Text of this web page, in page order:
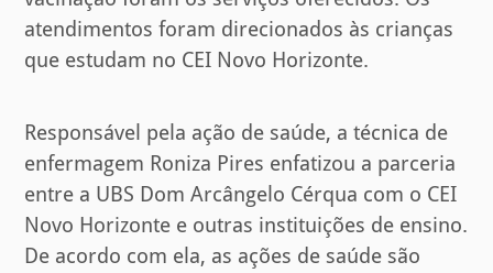
atendimentos foram direcionados às crianças
que estudam no CEI Novo Horizonte.
Responsável pela ação de saúde, a técnica de
enfermagem Roniza Pires enfatizou a parceria
entre a UBS Dom Arcângelo Cérqua com o CEI
Novo Horizonte e outras instituições de ensino.
De acordo com ela, as ações de saúde são